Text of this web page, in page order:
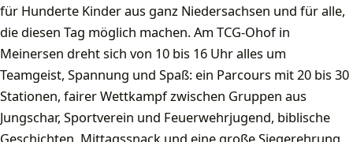
für Hunderte Kinder aus ganz Niedersachsen und für alle,
die diesen Tag möglich machen. Am TCG-Ohof in
Meinersen dreht sich von 10 bis 16 Uhr alles um
Teamgeist, Spannung und Spaß: ein Parcours mit 20 bis 30
Stationen, fairer Wettkampf zwischen Gruppen aus
Jungschar, Sportverein und Feuerwehrjugend, biblische